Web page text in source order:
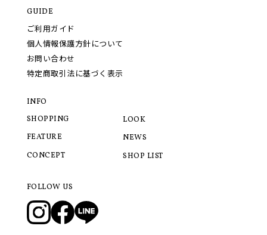
GUIDE
ご利用ガイド
個人情報保護方針について
お問い合わせ
特定商取引法に基づく表示
INFO
SHOPPING
FEATURE
CONCEPT
LOOK
NEWS
SHOP LIST
FOLLOW US